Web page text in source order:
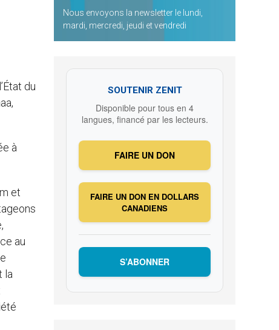
du
à
et
au
la
Nous envoyons la newsletter le lundi,
mardi, mercredi, jeudi et vendredi
SOUTENIR ZENIT
Disponible pour tous en 4
langues, financé par les lecteurs.
FAIRE UN DON
FAIRE UN DON EN DOLLARS
CANADIENS
S’ABONNER